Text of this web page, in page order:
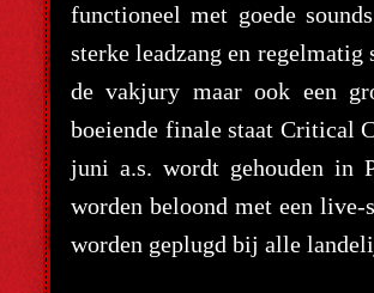
functioneel met goede
sterke leadzang en
de vakjury maar ook een
boeiende finale staat Critical
juni a.s. wordt gehouden in
worden beloond met een
worden geplugd bij alle